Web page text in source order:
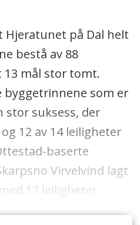
på Dal helt
bestå av 88
13 mål stor tomt.
byggetrinnene som er
stor suksess, der
12 av 14 leiligheter
baserte
Virvelvind lagt
17 leiligheter.